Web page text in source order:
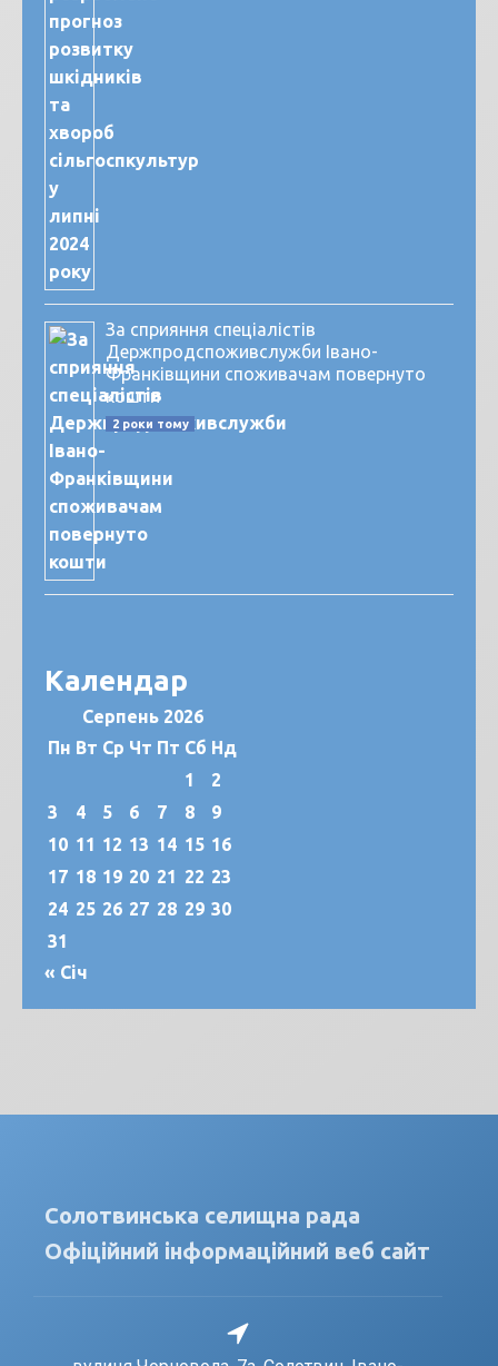
За сприяння спеціалістів
Держпродспоживслужби Івано-
Франківщини споживачам повернуто
кошти
2 роки тому
Календар
Серпень 2026
Пн Вт Ср Чт Пт Сб Нд
1
2
3
4 5 6 7 8
9
10 11 12 13 14 15 16
17 18 19 20 21 22 23
24 25 26 27 28 29 30
31
« Січ
Солотвинська селищна рада
Офіційний інформаційний веб сайт